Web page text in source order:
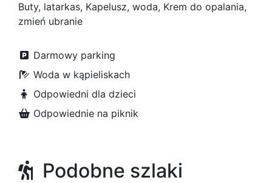
Buty, latarkas, Kapelusz, woda, Krem do opalania,
zmień ubranie
Darmowy parking
Woda w kąpieliskach
Odpowiedni dla dzieci
Odpowiednie na piknik
Podobne szlaki